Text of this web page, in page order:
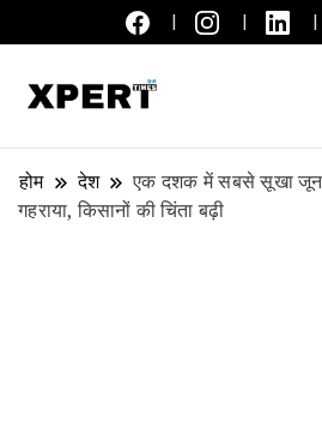
होम देश
एक दशक में सबसे सूखा
गहराया, किसानों की चिंता बढ़ी